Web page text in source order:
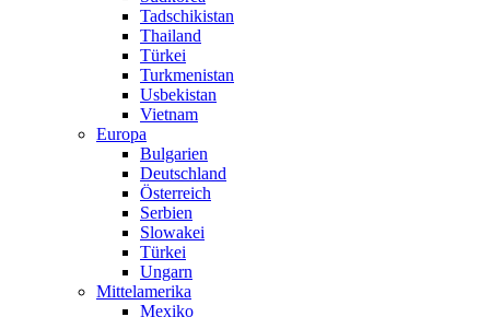
Tadschikistan
Thailand
Türkei
Turkmenistan
Usbekistan
Vietnam
Europa
Bulgarien
Deutschland
Österreich
Serbien
Slowakei
Türkei
Ungarn
Mittelamerika
Mexiko